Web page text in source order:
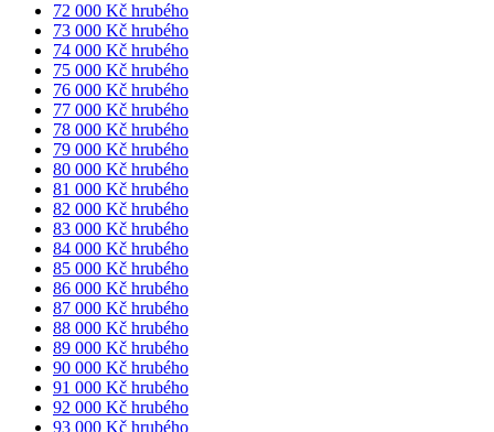
72 000 Kč hrubého
73 000 Kč hrubého
74 000 Kč hrubého
75 000 Kč hrubého
76 000 Kč hrubého
77 000 Kč hrubého
78 000 Kč hrubého
79 000 Kč hrubého
80 000 Kč hrubého
81 000 Kč hrubého
82 000 Kč hrubého
83 000 Kč hrubého
84 000 Kč hrubého
85 000 Kč hrubého
86 000 Kč hrubého
87 000 Kč hrubého
88 000 Kč hrubého
89 000 Kč hrubého
90 000 Kč hrubého
91 000 Kč hrubého
92 000 Kč hrubého
93 000 Kč hrubého